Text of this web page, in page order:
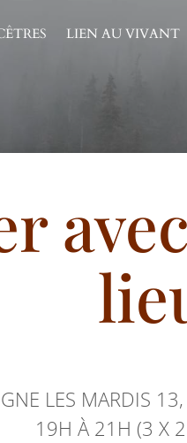
LIEN AU VIVANT
LES MARDIS
19H À 21H (3 X 2